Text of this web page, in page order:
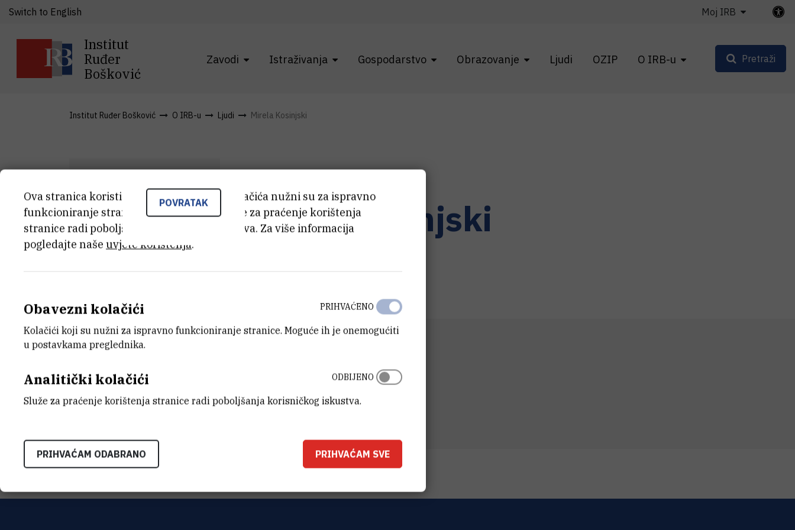
Institut
Ruđer
Bošković
Zavodi Istraživanja Gospodarstvo Obrazovanje Ljudi OZIP O IRB-u
Switch to English Moj IRB
Pretraži
Institut Ruđer Bošković O IRB-u Ljudi Mirela Kosinjski
MK MirelaKosinjski
E-MAIL
INTERNI BROJ
Bijenička 54
POVRATAK
Ova stranica koristi kolačiće. Neki od tih kolačića nužni su za ispravno
funkcioniranje stranice, dok se drugi koriste za praćenje korištenja
stranice radi poboljšanja korisničkog iskustva. Za više informacija
pogledajte naše uvjete korištenja.
Obavezni kolačići
Kolačići koji su nužni za ispravno funkcioniranje stranice. Moguće ih je onemogućiti
u postavkama preglednika.
PRIHVAĆENO
Analitički kolačići
Služe za praćenje korištenja stranice radi poboljšanja korisničkog iskustva.
ODBIJENO
PRIHVAĆAM ODABRANO PRIHVAĆAM SVE